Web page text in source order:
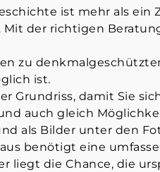
ist mehr als
der richtigen
zu
ist.
Grundriss, damit Sie
auch gleich
als Bilder unter den
benötigt eine
liegt die Chance, die